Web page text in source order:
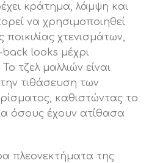
κράτημα, λάμψη και
να χρησιμοποιηθεί
χτενισμάτων,
looks μέχρι
τζελ μαλλιών είναι
την τιθάσευση των
καθιστώντας το
όσους έχουν ατίθασα
πλεονεκτήματα της